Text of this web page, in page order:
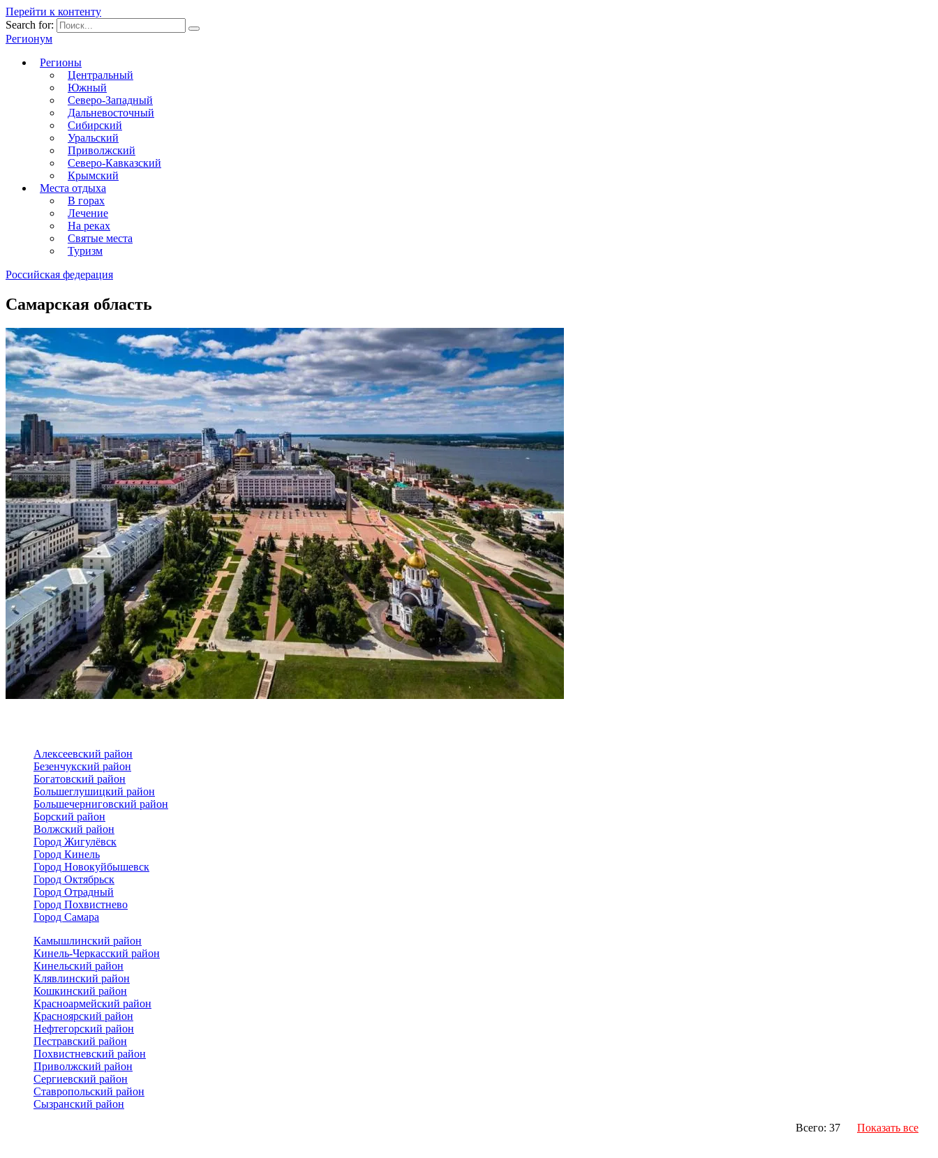
Перейти к контенту
Search for:
Регионум
Регионы
Центральный
Южный
Северо-Западный
Дальневосточный
Сибирский
Уральский
Приволжский
Северо-Кавказский
Крымский
Места отдыха
В горах
Лечение
На реках
Святые места
Туризм
Российская федерация
Самарская область
Алексеевский район
Безенчукский район
Богатовский район
Большеглушицкий район
Большечерниговский район
Борский район
Волжский район
Город Жигулёвск
Город Кинель
Город Новокуйбышевск
Город Октябрьск
Город Отрадный
Город Похвистнево
Город Самара
Камышлинский район
Кинель-Черкасский район
Кинельский район
Клявлинский район
Кошкинский район
Красноармейский район
Красноярский район
Нефтегорский район
Пестравский район
Похвистневский район
Приволжский район
Сергиевский район
Ставропольский район
Сызранский район
Всего: 37
Показать все